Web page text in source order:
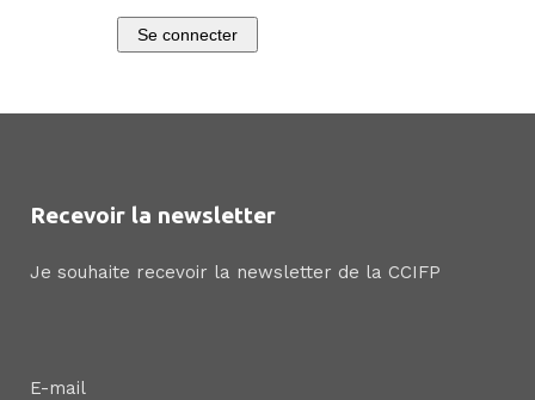
Se connecter
Recevoir la newsletter
Je souhaite recevoir la newsletter de la CCIFP
E-mail